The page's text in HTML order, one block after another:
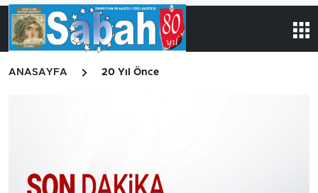
ANASAYFA 20 Yıl Önce